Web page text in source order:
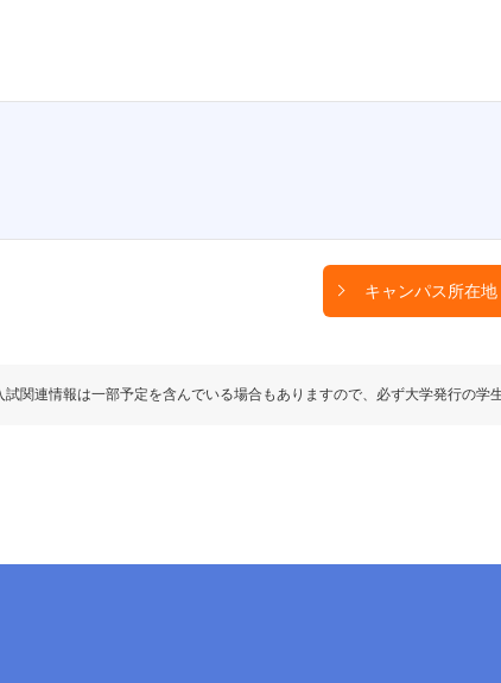
キャンパス所在地
関連情報は一部予定を含んでいる場合もありますので、必ず大学発行の学